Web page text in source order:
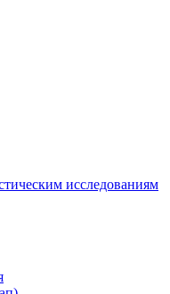
исследованиям